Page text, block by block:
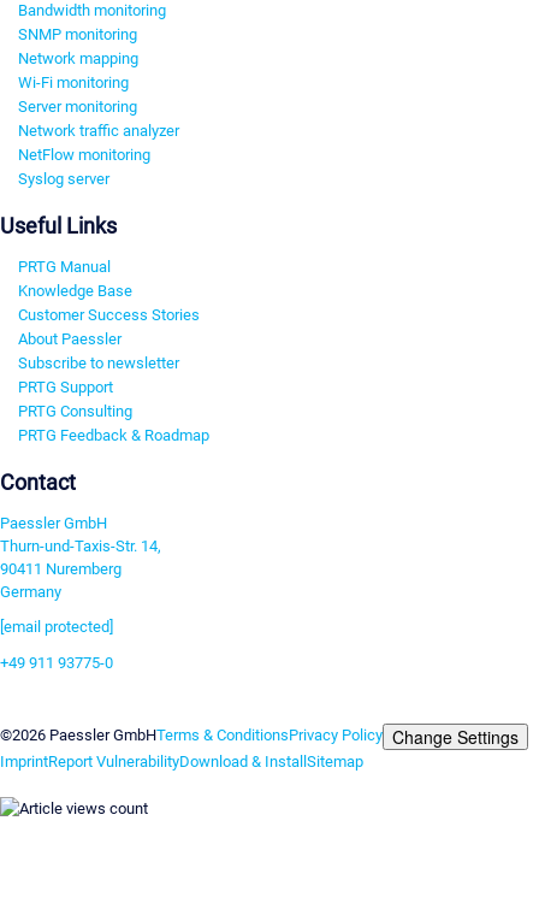
Bandwidth monitoring
SNMP monitoring
Network mapping
Wi-Fi monitoring
Server monitoring
Network traffic analyzer
NetFlow monitoring
Syslog server
Useful Links
PRTG Manual
Knowledge Base
Customer Success Stories
About Paessler
Subscribe to newsletter
PRTG Support
PRTG Consulting
PRTG Feedback & Roadmap
Contact
Paessler GmbH
Thurn-und-Taxis-Str. 14,
90411 Nuremberg
Germany
[email protected]
+49 911 93775-0
©2026 Paessler GmbHTerms & ConditionsPrivacy Policy Change Settings
ImprintReport VulnerabilityDownload & InstallSitemap